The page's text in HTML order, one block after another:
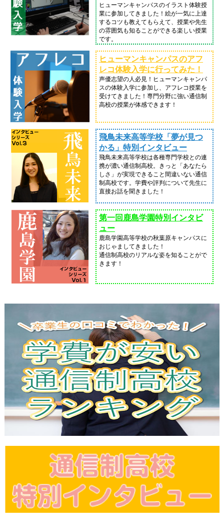
ヒューマンキャンパスのイラスト体験授
業に参加してきました！絵が一気に上達
するコツも教えてもらえて、授業や先生
の雰囲気も知ることができる楽しい授業
です。
ヒューマンキャンパスのアフ
レコ体験入学に行ってみた！
声優志望の人必見！ヒューマンキャンパ
スの体験入学に参加し、アフレコ授業を
受けてきました！専門分野に強い通信制
高校の授業が体感できます！
飛鳥未来高等学校「夢が見つ
かる」特別インタビュー
飛鳥未来高等学校は各種専門学校との連
携が濃い通信制高校。きっと「あなたら
しさ」が実現できること間違いない通信
制高校です。学費や評判について先生に
直接お話を聞きました！
第一回鹿島学園特別インタビ
ュー
鹿島学園高等学校の秋葉原キャンパスに
おじゃましてきました！
通信制高校のリアルな姿を知ることがで
きます！